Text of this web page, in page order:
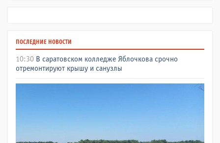
ПОСЛЕДНИЕ НОВОСТИ
10:30 В саратовском колледже Яблочкова срочно
отремонтируют крышу и санузлы